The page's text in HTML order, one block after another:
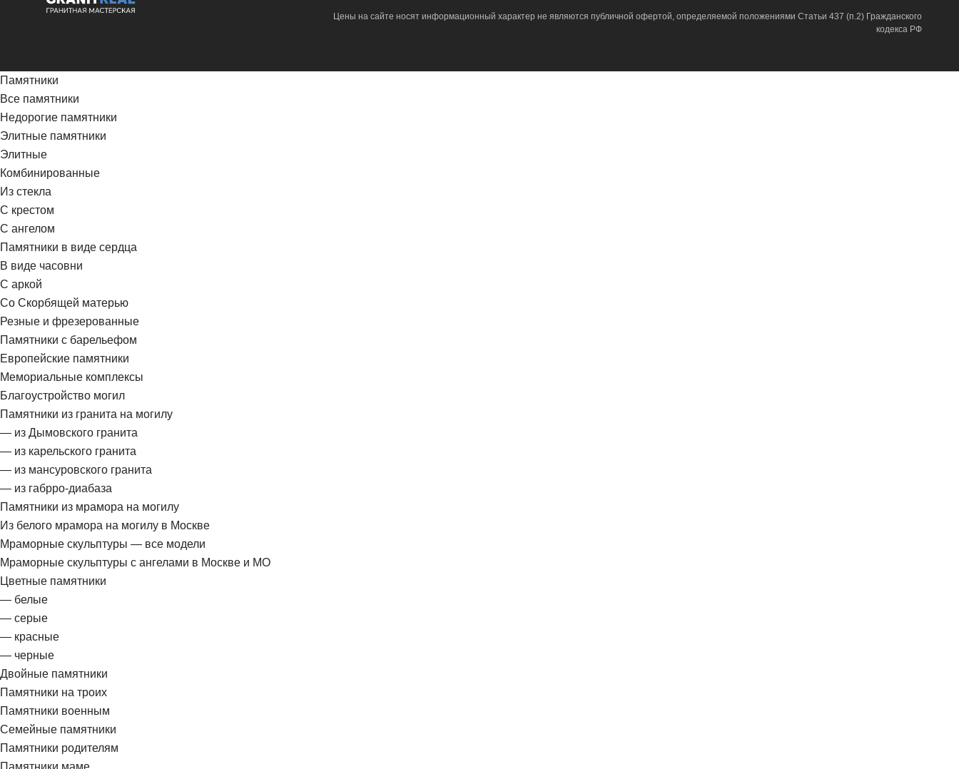
Цены на сайте носят информационный характер не являются публичной офертой, определяемой положениями Статьи 437 (п.2) Гражданского
кодекса РФ
Памятники
Все памятники
Недорогие памятники
Элитные памятники
Элитные
Комбинированные
Из стекла
С крестом
С ангелом
Памятники в виде сердца
В виде часовни
С аркой
Со Скорбящей матерью
Резные и фрезерованные
Памятники с барельефом
Европейские памятники
Мемориальные комплексы
Благоустройство могил
Памятники из гранита на могилу
— из Дымовского гранита
— из карельского гранита
— из мансуровского гранита
— из габрро-диабаза
Памятники из мрамора на могилу
Из белого мрамора на могилу в Москве
Мраморные скульптуры — все модели
Мраморные скульптуры с ангелами в Москве и МО
Цветные памятники
— белые
— серые
— красные
— черные
Двойные памятники
Памятники на троих
Памятники военным
Семейные памятники
Памятники родителям
Памятники маме